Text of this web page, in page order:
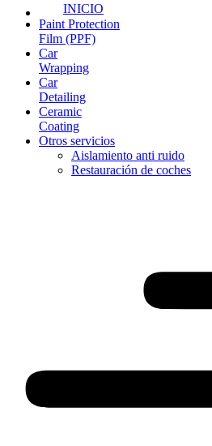
INICIO
Paint Protection
Film (PPF)
Car
Wrapping
Car
Detailing
Ceramic
Coating
Otros servicios
Aislamiento anti ruido
Restauración de coches